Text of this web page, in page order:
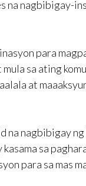
na nagbibigay-
para
sa ating
at
nagbibigay
sa
para sa mas